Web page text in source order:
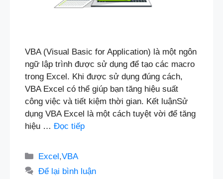
VBA (Visual Basic for Application) là một ngôn
ngữ lập trình được sử dụng để tạo các macro
trong Excel. Khi được sử dụng đúng cách,
VBA Excel có thể giúp bạn tăng hiệu suất
công việc và tiết kiệm thời gian. Kết luậnSử
dụng VBA Excel là một cách tuyệt vời để tăng
hiệu … Đọc tiếp
Danh
mục
Excel,VBA
Để lại bình luận